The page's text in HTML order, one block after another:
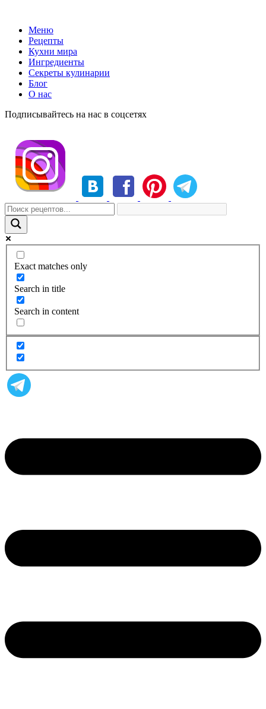
Меню
Рецепты
Кухни мира
Ингредиенты
Секреты кулинарии
Блог
О нас
Подписывайтесь на нас в соцсетях
Exact matches only
Search in title
Search in content